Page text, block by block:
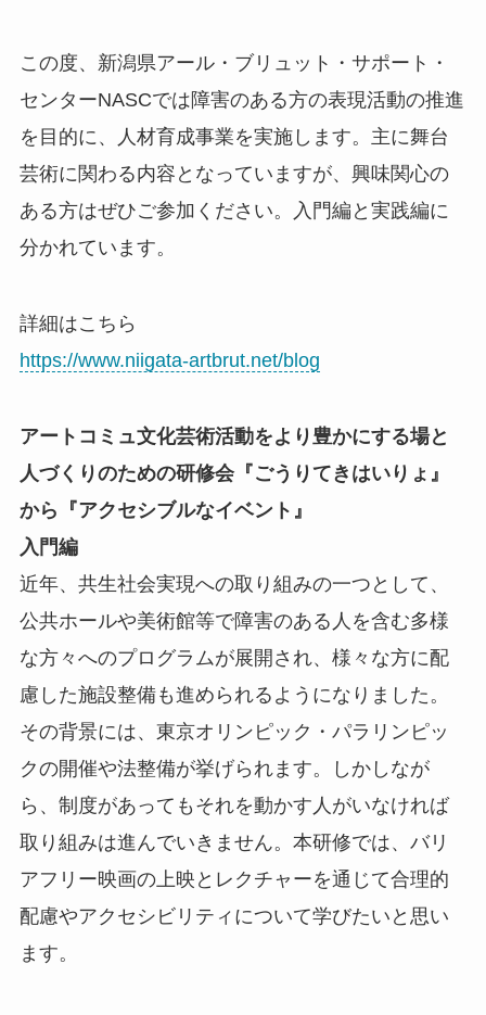
この度、新潟県アール・ブリュット・サポート・
センターNASCでは障害のある方の表現活動の推進
を目的に、人材育成事業を実施します。主に舞台
芸術に関わる内容となっていますが、興味関心の
ある方はぜひご参加ください。入門編と実践編に
分かれています。
詳細はこちら
https://www.niigata-artbrut.net/blog
アートコミュ文化芸術活動をより豊かにする場と
人づくりのための研修会『ごうりてきはいりょ』
から『アクセシブルなイベント』
入門編
近年、共生社会実現への取り組みの一つとして、
公共ホールや美術館等で障害のある人を含む多様
な方々へのプログラムが展開され、様々な方に配
慮した施設整備も進められるようになりました。
その背景には、東京オリンピック・パラリンピッ
クの開催や法整備が挙げられます。しかしなが
ら、制度があってもそれを動かす人がいなければ
取り組みは進んでいきません。本研修では、バリ
アフリー映画の上映とレクチャーを通じて合理的
配慮やアクセシビリティについて学びたいと思い
ます。